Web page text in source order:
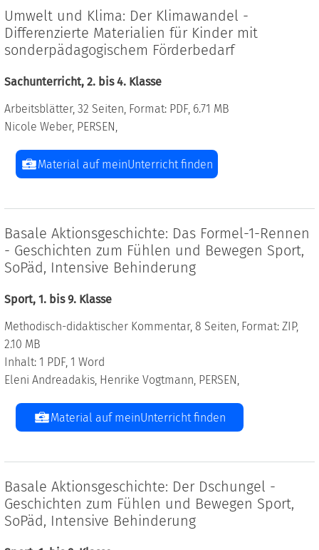
Umwelt und Klima: Der Klimawandel -
Differenzierte Materialien für Kinder mit
sonderpädagogischem Förderbedarf
Sachunterricht, 2. bis 4. Klasse
Arbeitsblätter, 32 Seiten, Format: PDF, 6.71 MB
Nicole Weber, PERSEN,
Material auf meinUnterricht finden
Basale Aktionsgeschichte: Das Formel-1-Rennen
- Geschichten zum Fühlen und Bewegen Sport,
SoPäd, Intensive Behinderung
Sport, 1. bis 9. Klasse
Methodisch-didaktischer Kommentar, 8 Seiten, Format: ZIP,
2.10 MB
Inhalt: 1 PDF, 1 Word
Eleni Andreadakis, Henrike Vogtmann, PERSEN,
Material auf meinUnterricht finden
Basale Aktionsgeschichte: Der Dschungel -
Geschichten zum Fühlen und Bewegen Sport,
SoPäd, Intensive Behinderung